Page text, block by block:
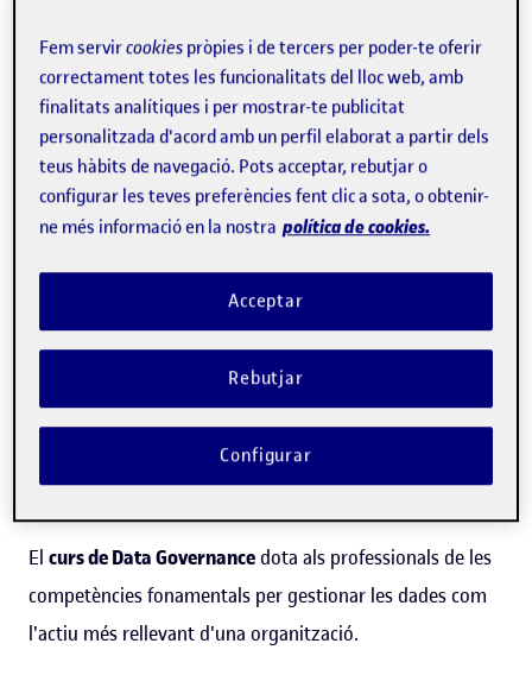
Aconseguir l'èxit en cadascuna de les iniciatives requereix
tenir un enfocament holístic respecte a la dada i poder
respondre les preguntes anteriors.
Per donar resposta a aquestes necessitats emergeix data
governance que permet a una organització administrar
de manera més eficient i eficaç la dada. De fet, aquesta
iniciativa corporativa uneix persones, processos i
tecnologia per canviar la manera com les dades són
adquirides, gestionades, mantingudes, transformades en
com a coneixement comú i sistemàticament obtingudes
El curs de Data Governance dota als professionals de les
competències fonamentals per gestionar les dades com
l'actiu més rellevant d'una organització.
Fem servircookies pròpies i de tercers per poder-te oferir
correctament totes les funcionalitats del lloc web, amb
finalitats analítiques i per mostrar-te publicitat
personalitzada d'acord amb un perfil elaborat a partir dels
teus hàbits de navegació. Pots acceptar, rebutjar o
configurar les teves preferències fent clic a sota, o obtenir-
ne més informació en la nostra política de cookies.
Rebutjar
Acceptar
Configurar